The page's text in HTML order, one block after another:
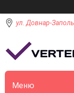
ул. Довнар-